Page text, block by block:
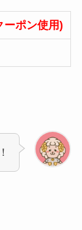
ーポン使用)